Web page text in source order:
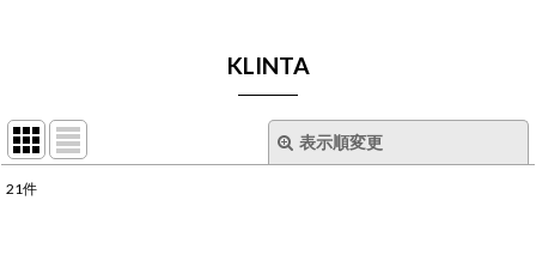
KLINTA
表示順変更
21件